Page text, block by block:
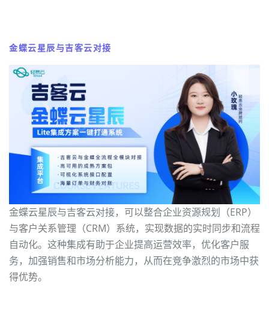
金蝶云星辰与吉客云对接
金蝶云星辰与吉客云对接，可以整合企业资源规划（ERP）
与客户关系管理（CRM）系统，实现数据的实时同步和流程
自动化。这种集成有助于企业提高运营效率，优化客户服
务，加强销售和市场分析能力，从而在竞争激烈的市场中获
得优势。